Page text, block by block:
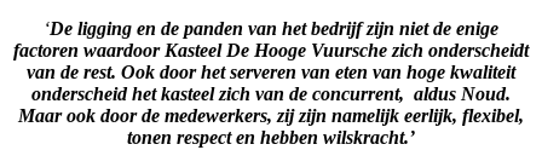
‘De ligging en de panden van het bedrijf zijn niet de enige
factoren waardoor Kasteel De Hooge Vuursche zich onderscheidt
van de rest. Ook door het serveren van eten van hoge kwaliteit
onderscheid het kasteel zich van de concurrent, aldus Noud.
Maar ook door de medewerkers, zij zijn namelijk eerlijk, flexibel,
tonen respect en hebben wilskracht.’